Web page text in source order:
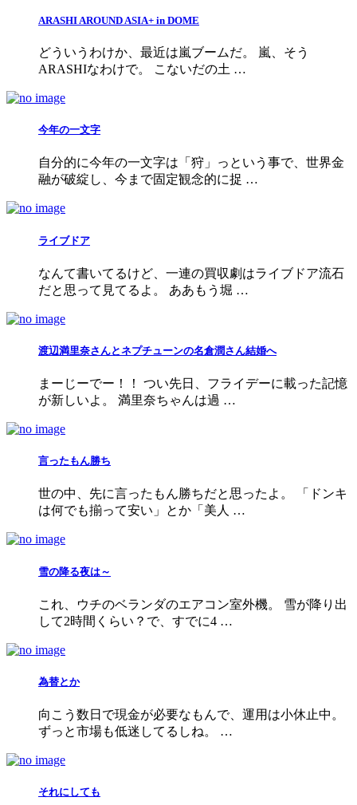
ARASHI AROUND ASIA+ in DOME
どういうわけか、最近は嵐ブームだ。 嵐、そう
ARASHIなわけで。 こないだの土 …
今年の一文字
自分的に今年の一文字は「狩」っという事で、世界金
融が破綻し、今まで固定観念的に捉 …
ライブドア
なんて書いてるけど、一連の買収劇はライブドア流石
だと思って見てるよ。 ああもう堀 …
渡辺満里奈さんとネプチューンの名倉潤さん結婚へ
まーじーでー！！ つい先日、フライデーに載った記憶
が新しいよ。 満里奈ちゃんは過 …
言ったもん勝ち
世の中、先に言ったもん勝ちだと思ったよ。 「ドンキ
は何でも揃って安い」とか「美人 …
雪の降る夜は～
これ、ウチのベランダのエアコン室外機。 雪が降り出
して2時間くらい？で、すでに4 …
為替とか
向こう数日で現金が必要なもんで、運用は小休止中。
ずっと市場も低迷してるしね。 …
それにしても